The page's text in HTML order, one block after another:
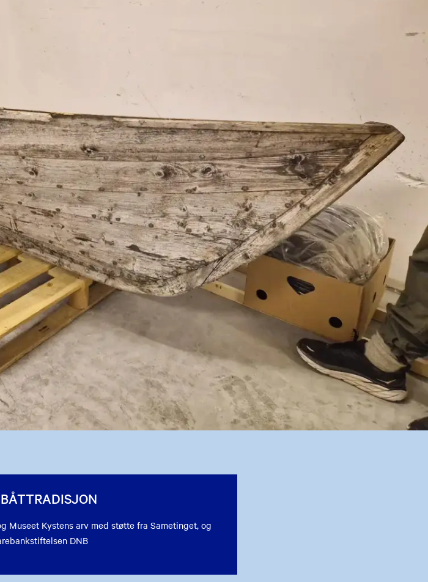
Museet Kystens arv med støtte fra Sametinget, og
DNB